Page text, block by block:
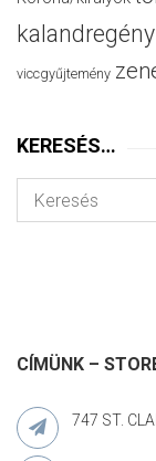
kalandregény
viccgyűjtemény
KERESÉS…
CÍMÜNK –
747 ST.